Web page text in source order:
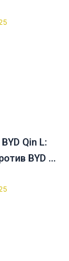
Qin L:
BYD И